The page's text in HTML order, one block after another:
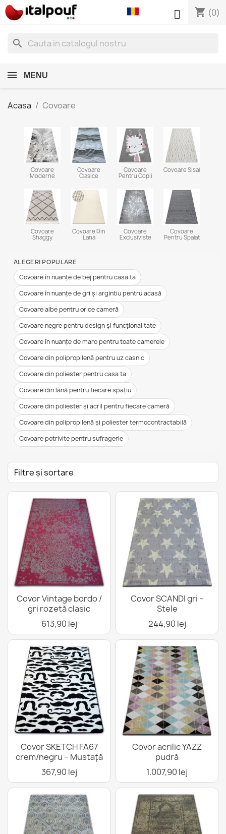
shopping_cart (0)

search
MENU
Acasa Covoare
Covoare
Moderne
Covoare
Clasice
Covoare
Pentru Copii
Covoare Sisal
Covoare
Shaggy
Covoare Din
Lana
Covoare
Exclusiviste
Covoare
Pentru Spalat
ALEGERI POPULARE
Covoare în nuanțe de bej pentru casa ta
Covoare în nuanțe de gri și argintiu pentru acasă
Covoare albe pentru orice cameră
Covoare negre pentru design și funcționalitate
Covoare în nuanțe de maro pentru toate camerele
Covoare din polipropilenă pentru uz casnic
Covoare din poliester pentru casa ta
Covoare din lână pentru fiecare spațiu
Covoare din poliester și acril pentru fiecare cameră
Covoare din polipropilenă și poliester termocontractabilă
Covoare potrivite pentru sufragerie
Filtre și sortare
Covor Vintage bordo /
gri rozetă clasic
613,90 lej
Covor SCANDI gri –
Stele
244,90 lej
Covor SKETCH FA67
crem/negru – Mustață
367,90 lej
Covor acrilic YAZZ
pudră
1.007,90 lej